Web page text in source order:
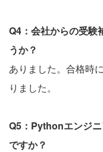
Q4：会社からの受験
うか？
ありました。合格時
りました。
Q5：Pythonエンジ
ですか？